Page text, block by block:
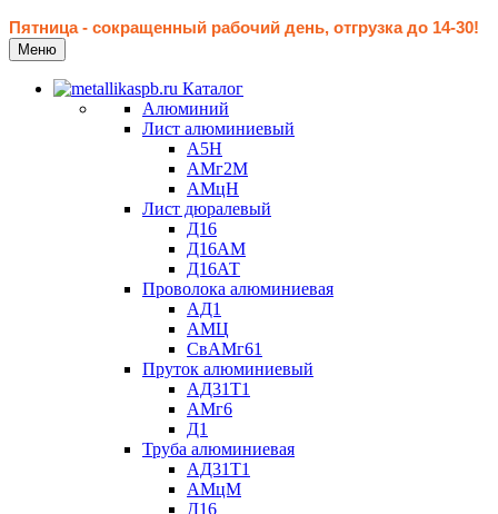
Пятница - сокращенный рабочий день, отгрузка до 14-30!
Меню
Каталог
Алюминий
Лист алюминиевый
А5Н
АМг2М
АМцН
Лист дюралевый
Д16
Д16АМ
Д16АТ
Проволока алюминиевая
АД1
АМЦ
СвАМг61
Пруток алюминиевый
АД31Т1
АМг6
Д1
Труба алюминиевая
АД31Т1
АМцМ
Д16